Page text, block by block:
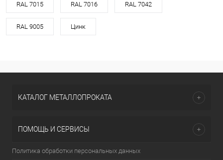
RAL 7015 RAL 7016 RAL 7042
RAL 9005 Цинк
КАТАЛОГ МЕТАЛЛОПРОКАТА
ПОМОЩЬ И СЕРВИСЫ
Политика обработки персональных данных